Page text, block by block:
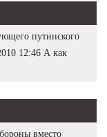
путинского
12:46 А как
вместо